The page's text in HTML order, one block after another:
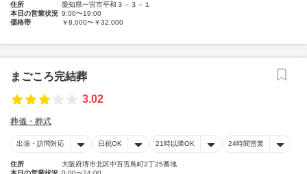
住所
愛知県一宮市平和３－３－１
本日の営業状況 9:00〜19:00
価格帯
￥8,000〜￥32,000
まごころ完結葬
3.02
葬儀・葬式
出張・訪問対応 日祝OK 21時以降OK 24時間営業
住所
大阪府堺市北区中百舌鳥町2丁25番地